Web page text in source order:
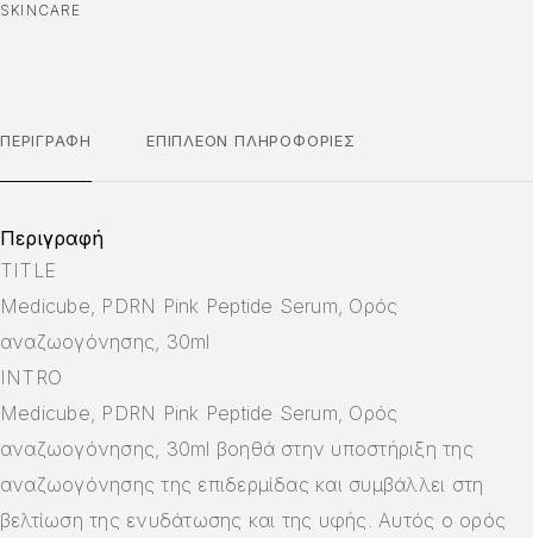
SKINCARE
ΠΕΡΙΓΡΑΦΉ ΕΠΙΠΛΈΟΝ ΠΛΗΡΟΦΟΡΊΕΣ
Περιγραφή
TITLE
Medicube, PDRN Pink Peptide Serum, Ορός
αναζωογόνησης, 30ml
INTRO
Medicube, PDRN Pink Peptide Serum, Ορός
αναζωογόνησης, 30ml βοηθά στην υποστήριξη της
αναζωογόνησης της επιδερμίδας και συμβάλλει στη
βελτίωση της ενυδάτωσης και της υφής. Αυτός ο ορός